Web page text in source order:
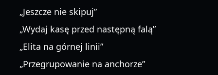
„Jeszcze nie skipuj”
„Wydaj kasę przed następną falą”
„Elita na górnej linii”
„Przegrupowanie na anchorze”